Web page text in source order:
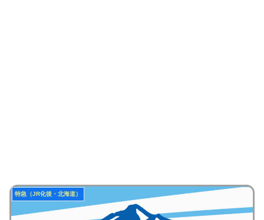
特急（JR化後・北海道）